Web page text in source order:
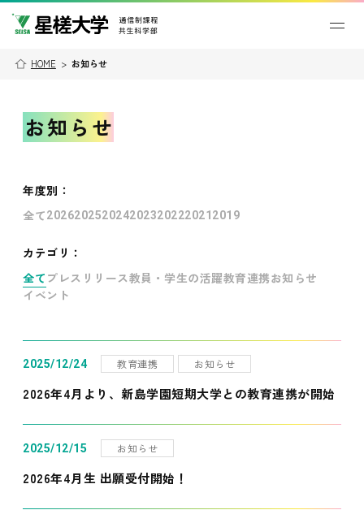
HOME > お知らせ
お知らせ
年度別 ：
全て202620252024202320222021 2019
カテゴリ：
全て プレスリリース教員・学生の活躍教育連携お知らせ
イベント
2025/12/24 教育連携 お知らせ
2026年4月より、新島学園短期大学との教育連携が開始
2025/12/15 お知らせ
2026年4月生 出願受付開始！